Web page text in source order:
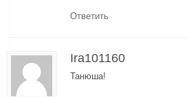
Ответить
Ira101160
Танюша!